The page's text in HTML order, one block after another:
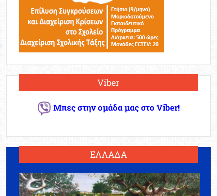
Viber
Μπες στην ομάδα μας στο Viber!
ΕΛΛΑΔΑ